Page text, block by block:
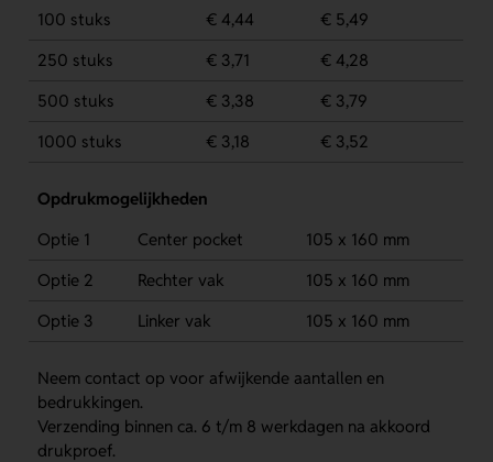
100 stuks € 4,44
€ 5,49
250 stuks
€ 3,71
€ 4,28
500 stuks
€ 3,38
€ 3,79
1000 stuks
€ 3,18 € 3,52
Opdrukmogelijkheden
Optie 1
Center pocket
105 x 160 mm
Optie 2
Rechter vak
105 x 160 mm
Optie 3
Linker vak 105 x 160 mm
Neem contact op voor afwijkende aantallen en
bedrukkingen.
Verzending binnen ca. 6 t/m 8 werkdagen na akkoord
drukproef.